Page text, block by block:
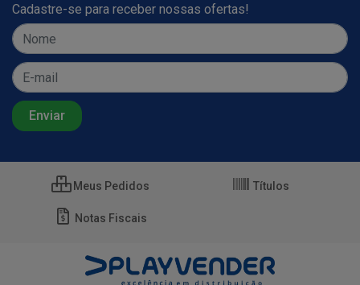
Cadastre-se para receber nossas ofertas!
Meus Pedidos Títulos
Notas Fiscais